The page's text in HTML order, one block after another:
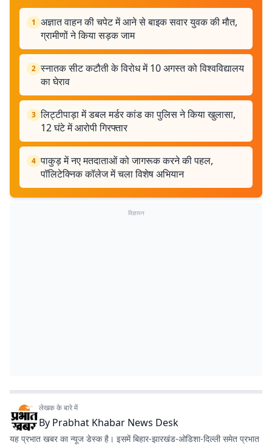
1 अज्ञात वाहन की चपेट में आने से बाइक सवार युवक की मौत,
ग्रामीणों ने किया सड़क जाम
2 स्नातक सीट कटौती के विरोध में 10 अगस्त को विश्वविद्यालय
का घेराव
3 लिट्टीपाड़ा में डबल मर्डर कांड का पुलिस ने किया खुलासा,
12 घंटे में आरोपी गिरफ्तार
4 पाकुड़ में नए मतदाताओं को जागरूक करने की पहल,
पॉलिटेक्निक कॉलेज में चला विशेष अभियान
विज्ञापन
लेखक के बारे में
By Prabhat Khabar News Desk
यह प्रभात खबर का न्यूज डेस्क है। इसमें बिहार-झारखंड-ओडिशा-दिल्‍ली समेत प्रभात